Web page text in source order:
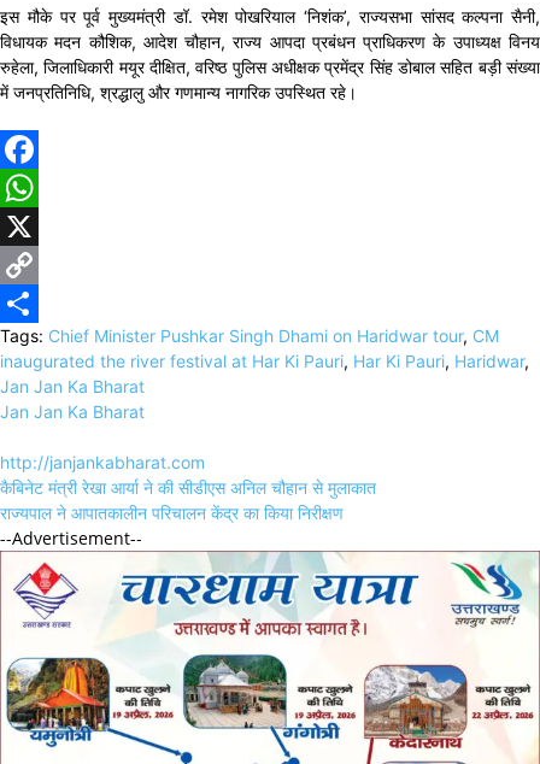
इस मौके पर पूर्व मुख्यमंत्री डॉ. रमेश पोखरियाल ‘निशंक’, राज्यसभा सांसद कल्पना सैनी,
विधायक मदन कौशिक, आदेश चौहान, राज्य आपदा प्रबंधन प्राधिकरण के उपाध्यक्ष विनय
रुहेला, जिलाधिकारी मयूर दीक्षित, वरिष्ठ पुलिस अधीक्षक प्रमेंद्र सिंह डोबाल सहित बड़ी संख्या
में जनप्रतिनिधि, श्रद्धालु और गणमान्य नागरिक उपस्थित रहे।
Facebook
WhatsApp
X
Copy
Link
Share
Tags: Chief Minister Pushkar Singh Dhami on Haridwar tour, CM
inaugurated the river festival at Har Ki Pauri, Har Ki Pauri, Haridwar,
Jan Jan Ka Bharat
Jan Jan Ka Bharat
http://janjankabharat.com
Post
navigation
कैबिनेट मंत्री रेखा आर्या ने की सीडीएस अनिल चौहान से मुलाकात
राज्यपाल ने आपातकालीन परिचालन केंद्र का किया निरीक्षण
--Advertisement--